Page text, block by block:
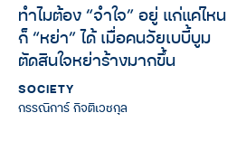
ทำไมต้อง “จำใจ” อยู่ แก่แค่ไหน
ก็ “หย่า” ได้ เมื่อคนวัยเบบี้บูม
ตัดสินใจหย่าร้างมากขึ้น
SOCIETY
กรรณิการ์ กิจติเวชกุล